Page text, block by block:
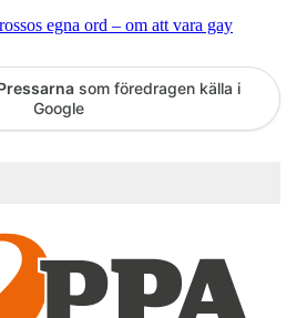
egna ord – om att vara gay
som föredragen källa i
Google